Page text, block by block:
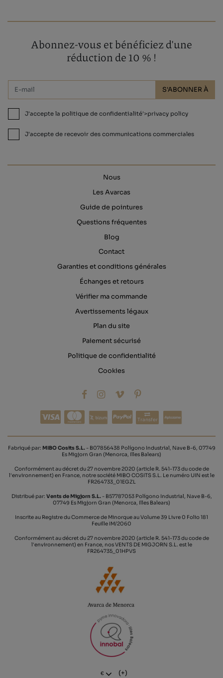
Abonnez-vous et bénéficiez d'une
réduction de 10 % !
S'ABONNER À
J'accepte la politique de confidentialité'>privacy policy
J'accepte de recevoir des communications commerciales
Nous
Les Avarcas
Guide de pointures
Questions fréquentes
Blog
Contact
Garanties et conditions générales
Échanges et retours
Vérifier ma commande
Avertissements légaux
Plan du site
Paiement sécurisé
Politique de confidentialité
Cookies
Transfer
Fabriqué par: MIBO Cosits S.L.- B07856438 Polígono Industrial, Nave B-6, 07749
Es Migjorn Gran (Menorca, Illes Balears)
Conformément au décret du 27 novembre 2020 (article R. 541-173 du code de
l'environnement) en France, notre société MIBO COSITS S.L. Le numéro UIN est le
FR264733_01EGZL
Distribué par: Vents de Migjorn S.L.- B57787053 Polígono Industrial, Nave B-6,
07749 Es Migjorn Gran (Menorca, Illes Balears)
Inscrite au Registre du Commerce de Minorque au Volume 39 Livre 0 Folio 181
Feuille IM/2060
Conformément au décret du 27 novembre 2020 (article R. 541-173 du code de
l'environnement) en France, nos VENTS DE MIGJORN S.L. est le
FR264735_01HPVS
€ (+)